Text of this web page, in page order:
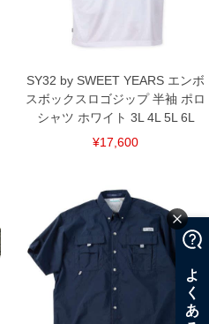
SY32 by SWEET YEARS エンボ
スボックスロゴジップ 半袖 ポロ
シャツ ホワイト 3L 4L 5L 6L
¥17,600